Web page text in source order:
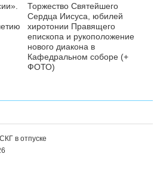
Торжество Святейшего
Сердца Иисуса, юбилей
хиротонии Правящего
епископа и рукоположение
нового диакона в
Кафедральном соборе (+
ФОТО)
в отпуске